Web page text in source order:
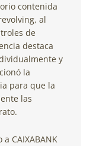
contenida
al
de
destaca
y
la
para que la
las
CAIXABANK